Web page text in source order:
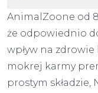
AnimalZoone od
że odpowiednio
wpływ na
mokrej karmy
prostym składzie,